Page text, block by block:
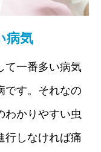
病気
て一番多い病気
です。それなの
わかりやすい虫
行しなければ痛